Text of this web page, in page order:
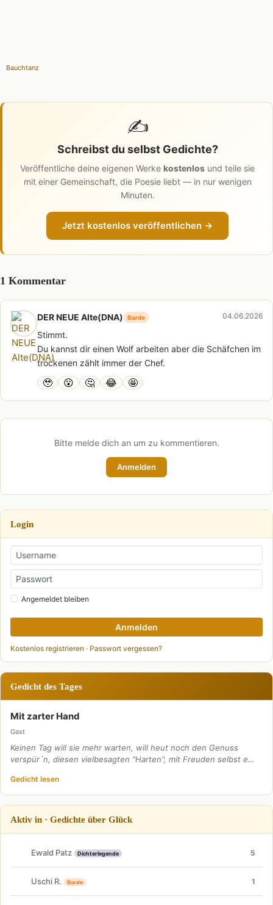
Bauchtanz
✍️
Schreibst du selbst Gedichte?
Veröffentliche deine eigenen Werke kostenlos und teile sie
mit einer Gemeinschaft, die Poesie liebt — in nur wenigen
Minuten.
Jetzt kostenlos veröffentlichen →
1 Kommentar
DER NEUE Alte(DNA) Barde 04.06.2026
Stimmt.
Du kannst dir einen Wolf arbeiten aber die Schäfchen im
trockenen zählt immer der Chef.
🥹 😮 🤔 😂 🤩
Bitte melde dich an um zu kommentieren.
Anmelden
Login
Angemeldet bleiben
Anmelden
Kostenlos registrieren · Passwort vergessen?
Gedicht des Tages
Mit zarter Hand
Gast
Keinen Tag will sie mehr warten, will heut noch den Genuss
verspür´n, diesen vielbesagten "Harten", mit Freuden selbst e…
Gedicht lesen
Aktiv in · Gedichte über Glück
Ewald Patz Dichterlegende 5
Uschi R. Barde 1